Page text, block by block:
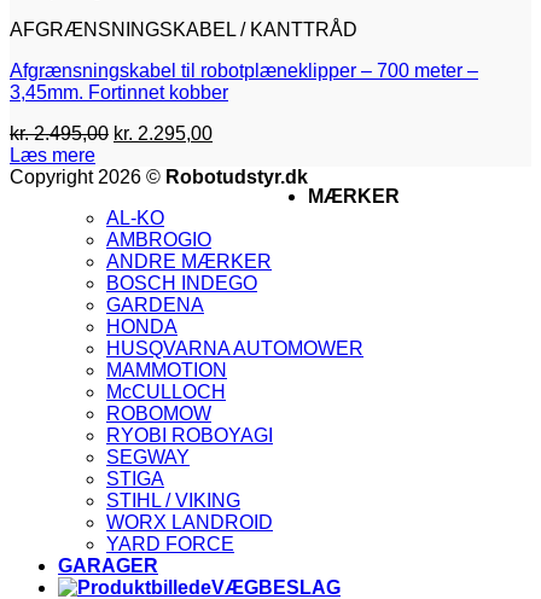
AFGRÆNSNINGSKABEL / KANTTRÅD
Afgrænsningskabel til robotplæneklipper – 700 meter –
3,45mm. Fortinnet kobber
kr.2.495,00 Den
pris
kr. 2.495,00.
kr. 2.295,00Den
pris
Læs mere
Copyright 2026 © Robotudstyr.dk
MÆRKER
AL-KO
AMBROGIO
ANDRE MÆRKER
BOSCH INDEGO
GARDENA
HONDA
HUSQVARNA AUTOMOWER
MAMMOTION
McCULLOCH
ROBOMOW
RYOBI ROBOYAGI
SEGWAY
STIGA
STIHL / VIKING
WORX LANDROID
YARD FORCE
GARAGER
VÆGBESLAG